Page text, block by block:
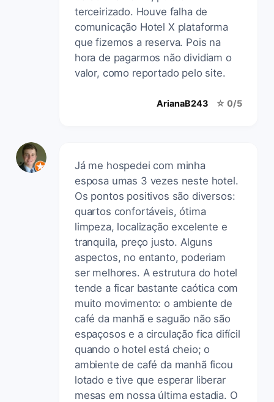
terceirizado. Houve falha de
comunicação Hotel X plataforma
que fizemos a reserva. Pois na
hora de pagarmos não dividiam o
valor, como reportado pelo site.
ArianaB243 ☆ 0/5
Já me hospedei com minha
esposa umas 3 vezes neste hotel.
Os pontos positivos são diversos:
quartos confortáveis, ótima
limpeza, localização excelente e
tranquila, preço justo. Alguns
aspectos, no entanto, poderiam
ser melhores. A estrutura do hotel
tende a ficar bastante caótica com
muito movimento: o ambiente de
café da manhã e saguão não são
espaçosos e a circulação fica difícil
quando o hotel está cheio; o
ambiente de café da manhã ficou
lotado e tive que esperar liberar
mesas em nossa última estadia. O